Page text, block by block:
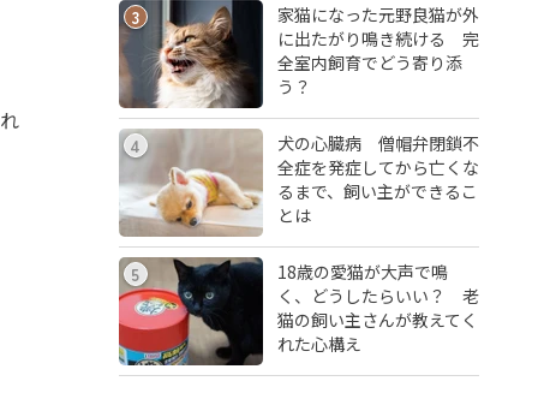
3
家猫になった元野良猫が外
に出たがり鳴き続ける 完
全室内飼育でどう寄り添
う？
4
犬の心臓病 僧帽弁閉鎖不
全症を発症してから亡くな
るまで、飼い主ができるこ
とは
5
18歳の愛猫が大声で鳴
く、どうしたらいい？ 老
猫の飼い主さんが教えてく
れた心構え